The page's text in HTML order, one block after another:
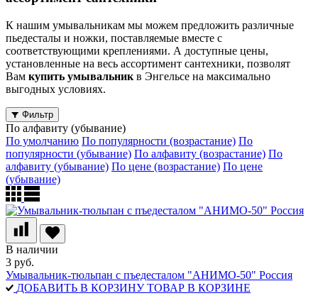
К нашим умывальникам мы можем предложить различные
пьедесталы и ножки, поставляемые вместе с
соответствующими креплениями. А доступные цены,
установленные на весь ассортимент сантехники, позволят
Вам купить умывальник в Энгельсе на максимально
выгодных условиях.
Фильтр
По алфавиту (убывание)
По умолчанию По популярности (возрастание) По
популярности (убывание) По алфавиту (возрастание) По
алфавиту (убывание) По цене (возрастание) По цене
(убывание)
В наличии
3 руб.
Умывальник-тюльпан с пъедесталом "АНИМО-50" Россия
ДОБАВИТЬ В КОРЗИНУ ТОВАР В КОРЗИНЕ